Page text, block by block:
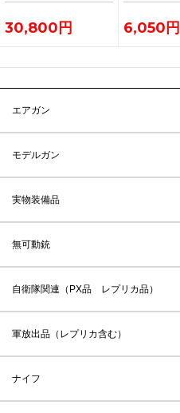
30,800円 6,050円
エアガン
モデルガン
実物装備品
無可動銃
自衛隊関連（PX品 レプリカ品）
軍放出品（レプリカ含む）
ナイフ